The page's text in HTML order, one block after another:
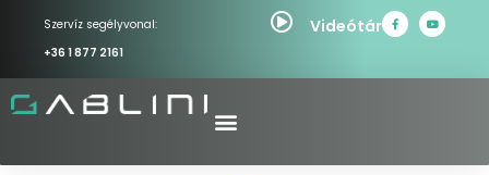
Szervíz segélyvonal:
+36 1 877 2161
Videótár